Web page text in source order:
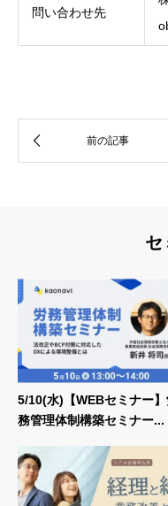
問い合わせ先
セ
5/10(水)【WEBセミナー
務管理体制構築セミナー...